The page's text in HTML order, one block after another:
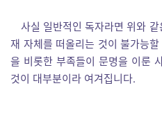
사실 일반적인 독자라면 위와 같
재 자체를 떠올리는 것이 불가능
을 비롯한 부족들이 문명을 이룬
것이 대부분이라 여겨집니다.